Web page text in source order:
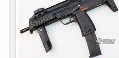
NT$280元 NT$ 元
加入購物車